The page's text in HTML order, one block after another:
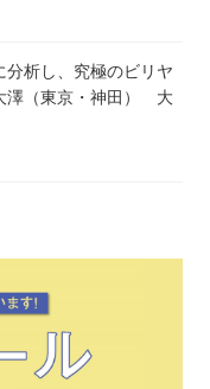
分析し、究極のビリヤ
澤（東京・神田） 大